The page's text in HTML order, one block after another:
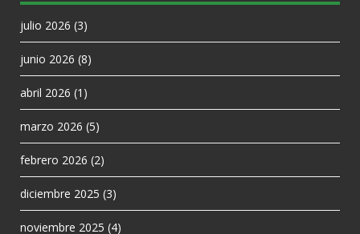
julio 2026 (3)
junio 2026 (8)
abril 2026 (1)
marzo 2026 (5)
febrero 2026 (2)
diciembre 2025 (3)
noviembre 2025 (4)